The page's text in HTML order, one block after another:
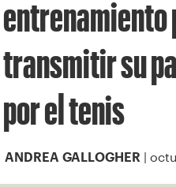
entrenamiento
transmitir su
por el tenis
ANDREA GALLOGHER |